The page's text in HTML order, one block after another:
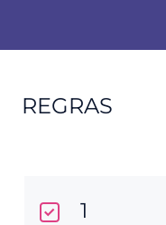
REGRAS
1